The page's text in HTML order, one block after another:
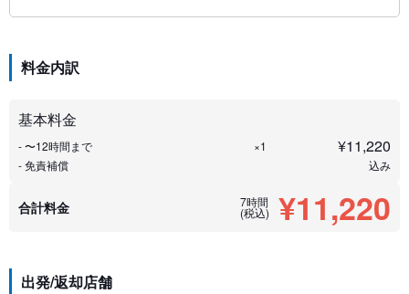
料金内訳
基本料金
- 〜12時間まで ×1 ¥11,220
- 免責補償 込み
合計料金 7時間
(税込) ¥11,220
出発/返却店舗